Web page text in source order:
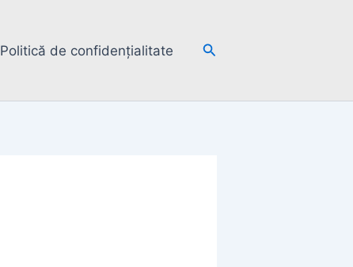
Politică de confidențialitate Search